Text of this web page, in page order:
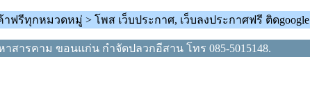
รีทุกหมวดหมู่ > โพส เว็บประกาศ, เว็บลงประกาศฟรี ติดgoogle
สารคาม ขอนแก่น กำจัดปลวกอีสาน โทร 085-5015148.